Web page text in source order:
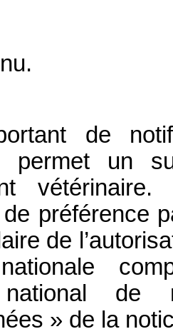
de
permet un
préférence
de
nationale
national de
» de la